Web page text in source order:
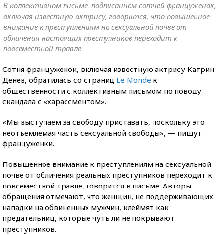
В коллективном письме, подписанном сотней француженок,
включая известную актрису, говорится, что повышенное
внимание к преступлениям на сексуальной почве от
обличения настоящих преступников переходит к
повсеместной травле
Сотня француженок, включая известную актрису Катрин
Денев, обратилась со страниц Le Monde к
общественности с коллективным письмом по поводу
скандала с «харассментом».
«Мы выступаем за свободу приставать, поскольку это
неотъемлемая часть сексуальной свободы», — пишут
француженки.
Повышенное внимание к преступлениям на сексуальной
почве от обличения реальных преступников переходит к
повсеместной травле, говорится в письме. Авторы
обращения отмечают, что женщин, не поддерживающих
нападки на обвиненных мужчин, клеймят как
предательниц, которые чуть ли не покрывают
преступников.